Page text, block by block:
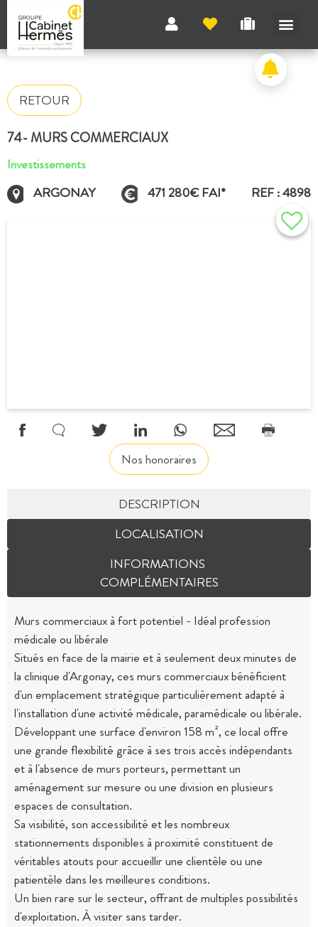
RETOUR
74- MURS COMMERCIAUX
Investissements
ARGONAY
471 280€ FAI* REF : 4898
Nos honoraires
DESCRIPTION
LOCALISATION
INFORMATIONS
COMPLÉMENTAIRES
Murs commerciaux à fort potentiel - Idéal profession
médicale ou libérale
Situés en face de la mairie et à seulement deux minutes de
la clinique d'Argonay, ces murs commerciaux bénéficient
d'un emplacement stratégique particulièrement adapté à
l'installation d'une activité médicale, paramédicale ou libérale.
Développant une surface d'environ 158 m², ce local offre
une grande flexibilité grâce à ses trois accès indépendants
et à l'absence de murs porteurs, permettant un
aménagement sur mesure ou une division en plusieurs
espaces de consultation.
Sa visibilité, son accessibilité et les nombreux
stationnements disponibles à proximité constituent de
véritables atouts pour accueillir une clientèle ou une
patientèle dans les meilleures conditions.
Un bien rare sur le secteur, offrant de multiples possibilités
d'exploitation. À visiter sans tarder.